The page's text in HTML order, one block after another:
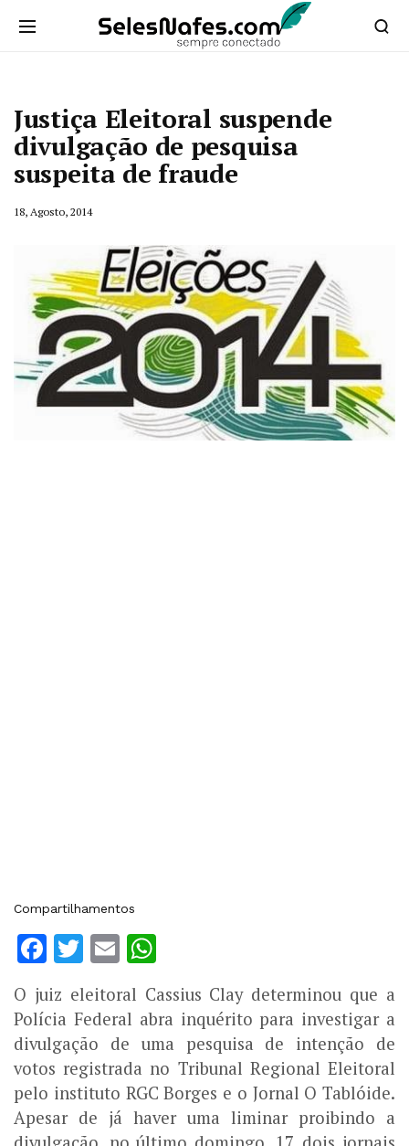
Justiça Eleitoral suspende
divulgação de pesquisa
suspeita de fraude
18, Agosto, 2014
Compartilhamentos
Facebook
Twitter
Email
O juiz eleitoral Cassius Clay determinou que a
Polícia Federal abra inquérito para investigar a
divulgação de uma pesquisa de intenção de
votos registrada no Tribunal Regional Eleitoral
pelo instituto RGC Borges e o Jornal O Tablóide.
Apesar de já haver uma liminar proibindo a